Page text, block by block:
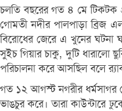
চলতি বছরের গত ৪ মে টিকটক
গোমতী নদীর পালপাড়া ব্রিজ
বিরোধের জেরে এ খুনের ঘটনা
সুইচ গিয়ার চাকু, দুটি ধারালো
পরিচালনা করে আসছিল বলে
গত ১২ আগস্ট নগরীর ধর্মসাগর
ভাঙচুর করে। তারা কাউন্টারে